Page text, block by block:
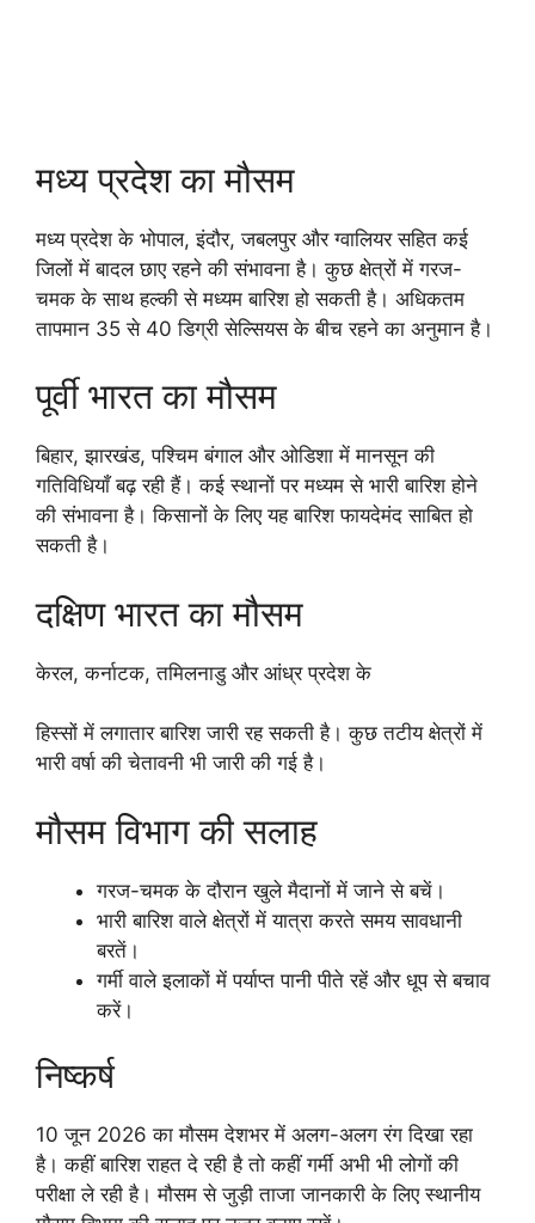
मध्य प्रदेश का मौसम
मध्य प्रदेश के भोपाल, इंदौर, जबलपुर और ग्वालियर सहित कई
जिलों में बादल छाए रहने की संभावना है। कुछ क्षेत्रों में गरज-
चमक के साथ हल्की से मध्यम बारिश हो सकती है। अधिकतम
तापमान 35 से 40 डिग्री सेल्सियस के बीच रहने का अनुमान है।
पूर्वी भारत का मौसम
बिहार, झारखंड, पश्चिम बंगाल और ओडिशा में मानसून की
गतिविधियाँ बढ़ रही हैं। कई स्थानों पर मध्यम से भारी बारिश होने
की संभावना है। किसानों के लिए यह बारिश फायदेमंद साबित हो
सकती है।
दक्षिण भारत का मौसम
केरल, कर्नाटक, तमिलनाडु और आंध्र प्रदेश के
हिस्सों में लगातार बारिश जारी रह सकती है। कुछ तटीय क्षेत्रों में
भारी वर्षा की चेतावनी भी जारी की गई है।
मौसम विभाग की सलाह
गरज-चमक के दौरान खुले मैदानों में जाने से बचें।
भारी बारिश वाले क्षेत्रों में यात्रा करते समय सावधानी
बरतें।
गर्मी वाले इलाकों में पर्याप्त पानी पीते रहें और धूप से बचाव
करें।
निष्कर्ष
10 जून 2026 का मौसम देशभर में अलग-अलग रंग दिखा रहा
है। कहीं बारिश राहत दे रही है तो कहीं गर्मी अभी भी लोगों की
परीक्षा ले रही है। मौसम से जुड़ी ताजा जानकारी के लिए स्थानीय